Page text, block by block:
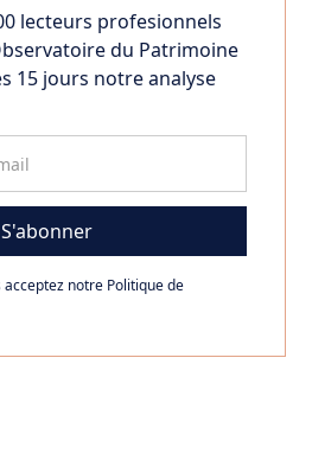
lecteurs profesionnels
du Patrimoine
15 jours notre analyse
acceptez notre Politique de